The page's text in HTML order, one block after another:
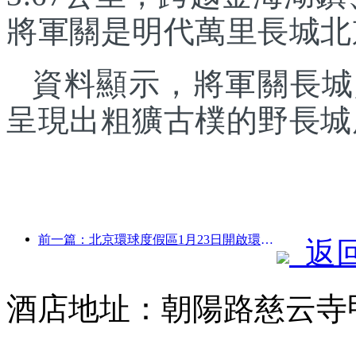
將軍關是明代萬里長城
資料顯示，將軍關長
呈現出粗獷古樸的野長
前一篇：北京環球度假區1月23日開啟環球中國年活動，持續40天
返
酒店地址：朝陽路慈云